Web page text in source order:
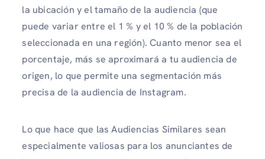
la ubicación y el tamaño de la audiencia (que
puede variar entre el 1 % y el 10 % de la población
seleccionada en una región). Cuanto menor sea el
porcentaje, más se aproximará a tu audiencia de
origen, lo que permite una segmentación más
precisa de la audiencia de Instagram.
Lo que hace que las Audiencias Similares sean
especialmente valiosas para los anunciantes de